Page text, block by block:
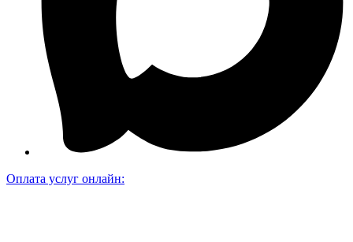
Оплата услуг онлайн: